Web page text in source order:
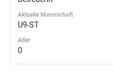
Aktuelle Mannschaft
U9-ST
Alter
0